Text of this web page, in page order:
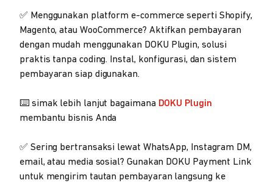
✅ Menggunakan platform e-commerce seperti Shopify,
Magento, atau WooCommerce? Aktifkan pembayaran
dengan mudah menggunakan DOKU Plugin, solusi
praktis tanpa coding. Instal, konfigurasi, dan sistem
pembayaran siap digunakan.
⌨️ simak lebih lanjut bagaimana DOKU Plugin
membantu bisnis Anda
✅ Sering bertransaksi lewat WhatsApp, Instagram DM,
email, atau media sosial? Gunakan DOKU Payment Link
untuk mengirim tautan pembayaran langsung ke